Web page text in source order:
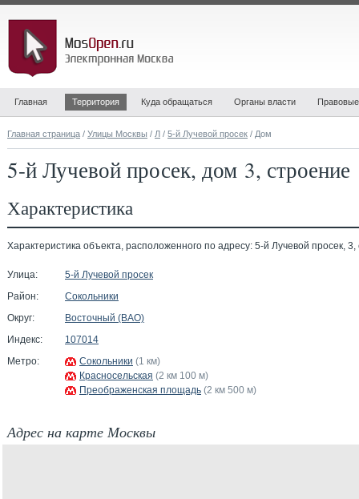
Главная Территория Куда обращаться Органы власти
Главная страница / Улицы Москвы / Л / 5-й Лучевой просек / Дом
5-й Лучевой просек, дом 3, строение
Характеристика
Характеристика объекта, расположенного по адресу: 5-й Лучевой просек, 3,
Улица:
5-й Лучевой просек
Район:
Сокольники
Округ:
Восточный (ВАО)
Индекс:
107014
Метро:
Сокольники (1 км)
Красносельская (2 км 100 м)
Преображенская площадь (2 км 500 м)
Адрес на карте Москвы